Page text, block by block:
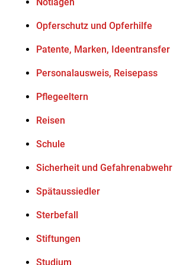
Opferschutz und Opferhilfe
Patente, Marken, Ideentransfer
Personalausweis, Reisepass
Pflegeeltern
Reisen
Schule
Sicherheit und Gefahrenabwehr
Spätaussiedler
Sterbefall
Stiftungen
Studium